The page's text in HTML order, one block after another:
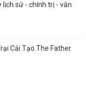
lịch sử - chính trị - văn
Cải Tạo.The Father